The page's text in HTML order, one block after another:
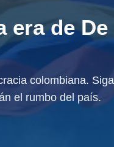
era de De
colombiana. Siga
el rumbo del país.